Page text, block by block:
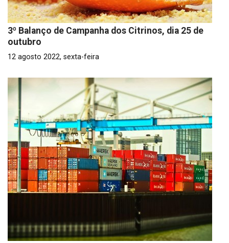
3º Balanço de Campanha dos Citrinos, dia 25 de
outubro
12 agosto 2022, sexta-feira